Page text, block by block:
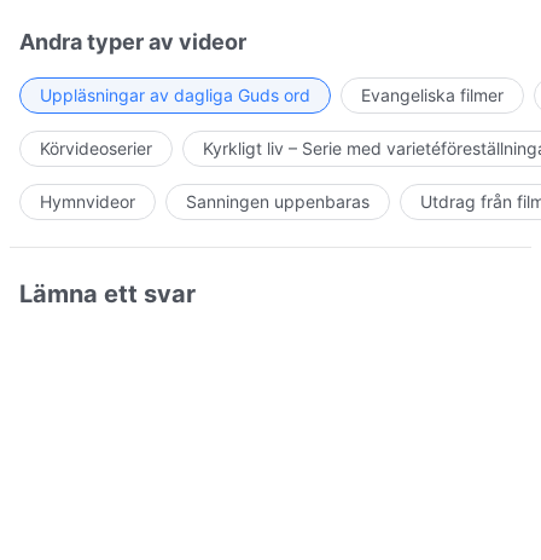
Andra typer av videor
Uppläsningar av dagliga Guds ord Evangeliska filmer
Körvideoserier Kyrkligt liv – Serie med
Hymnvideor Sanningen uppenbaras Utdrag från
Lämna ett svar